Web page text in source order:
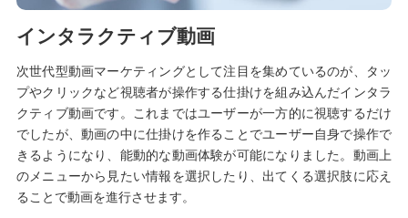
インタラクティブ動画
次世代型動画マーケティングとして注目を集めているのが、タッ
プやクリックなど視聴者が操作する仕掛けを組み込んだインタラ
クティブ動画です。これまではユーザーが一方的に視聴するだけ
でしたが、動画の中に仕掛けを作ることでユーザー自身で操作で
きるようになり、能動的な動画体験が可能になりました。動画上
のメニューから見たい情報を選択したり、出てくる選択肢に応え
ることで動画を進行させます。